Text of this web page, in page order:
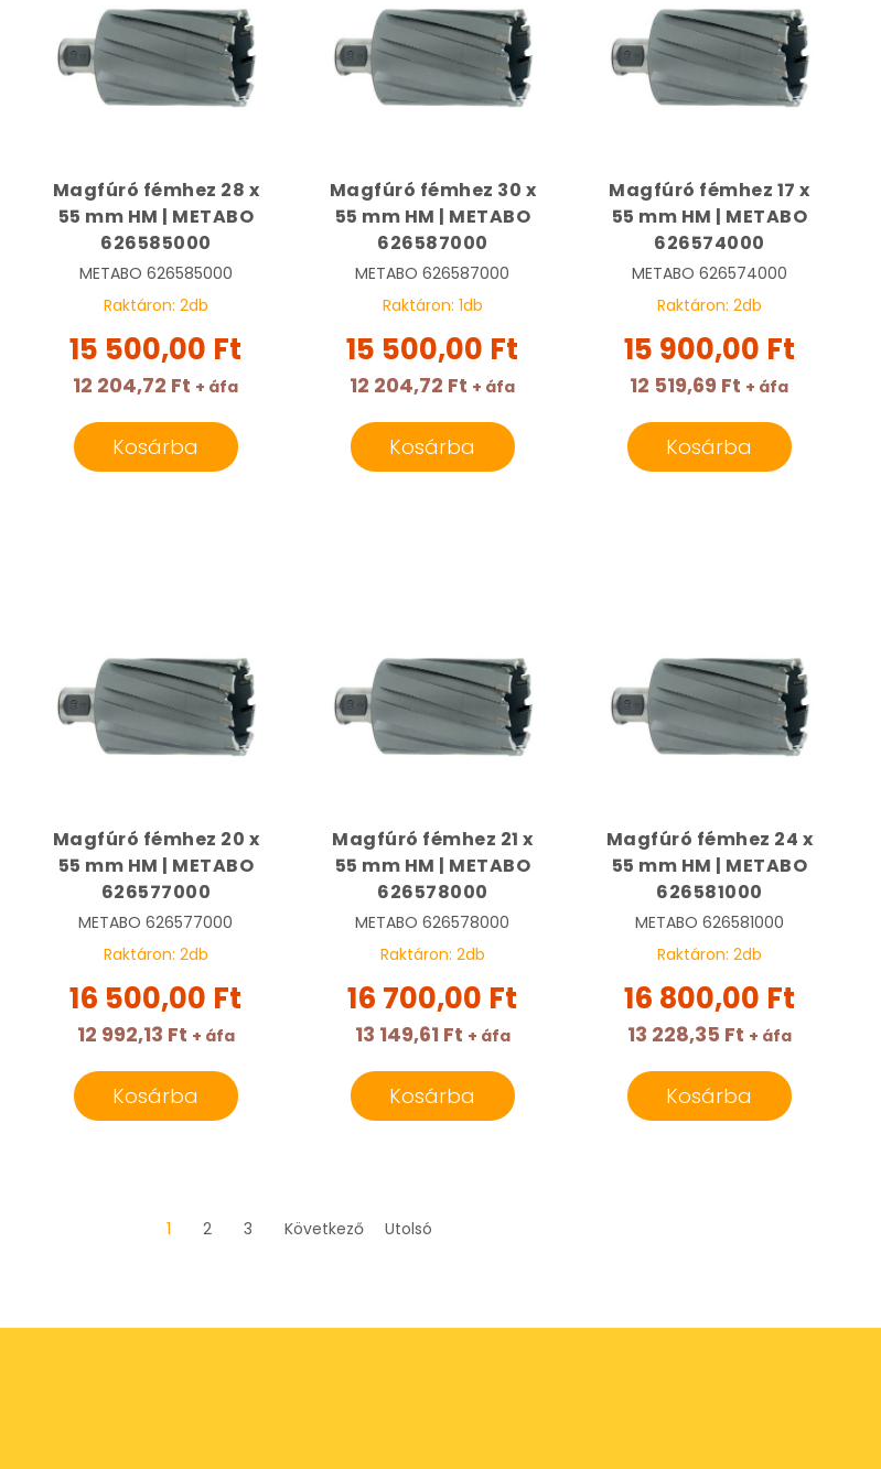
Magfúró fémhez 28 x
55 mm HM | METABO
626585000
METABO 626585000
Raktáron: 2db
15 500,00 Ft
12 204,72 Ft + áfa
Kosárba
Magfúró fémhez 30 x
55 mm HM | METABO
626587000
METABO 626587000
Raktáron: 1db
15 500,00 Ft
12 204,72 Ft + áfa
Kosárba
Magfúró fémhez 17 x
55 mm HM | METABO
626574000
METABO 626574000
Raktáron: 2db
15 900,00 Ft
12 519,69 Ft + áfa
Kosárba
Magfúró fémhez 20 x
55 mm HM | METABO
626577000
METABO 626577000
Raktáron: 2db
16 500,00 Ft
12 992,13 Ft + áfa
Kosárba
Magfúró fémhez 21 x
55 mm HM | METABO
626578000
METABO 626578000
Raktáron: 2db
16 700,00 Ft
13 149,61 Ft + áfa
Kosárba
Magfúró fémhez 24 x
55 mm HM | METABO
626581000
METABO 626581000
Raktáron: 2db
16 800,00 Ft
13 228,35 Ft + áfa
Kosárba
1 2 3 Következő Utolsó